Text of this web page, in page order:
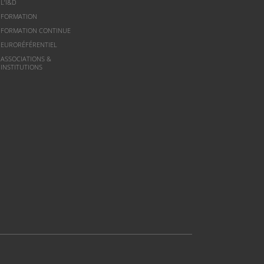
L’I&D
FORMATION
FORMATION CONTINUE
EURORÉFÉRENTIEL
ASSOCIATIONS &
INSTITUTIONS